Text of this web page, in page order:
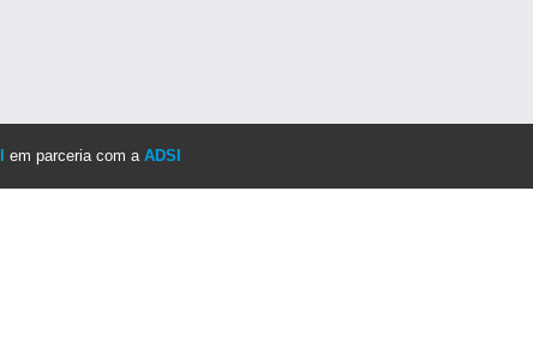
em parceria com a ADSI